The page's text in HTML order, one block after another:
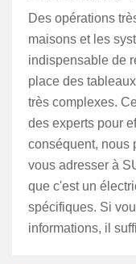
Des opérations
maisons et les
indispensable de
place des
très complexes.
des experts pour
conséquent, nous
vous adresser à
que c'est un
spécifiques. Si
informations, il